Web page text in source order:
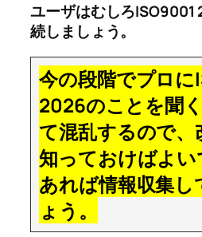
ユーザはむしろISO9001
続しましょう。
今の段階でプロに
2026のことを聞
て混乱するので、
知っておけばよ
あれば情報収集
ょう。